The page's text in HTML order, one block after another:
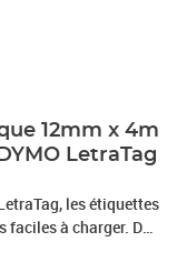
12mm x 4m
LetraTag
les étiquettes
faciles à charger. De
Code Produit :